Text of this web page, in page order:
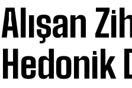
Alışan
Hedonik